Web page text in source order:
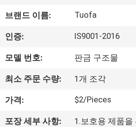
우
리
에
관
한
브랜드 이름: Tuofa
인증: IS9001-2016
모델 번호: 판금 구조물
최소 주문 수량: 1개 조각
가격: $2/Pieces
포장 세부 사항:
1.보호용 제품을